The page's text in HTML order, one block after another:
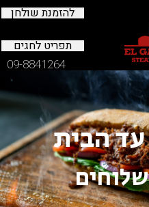
להזמנת שולחן
תפריט לחגים
09-8841264
הבית